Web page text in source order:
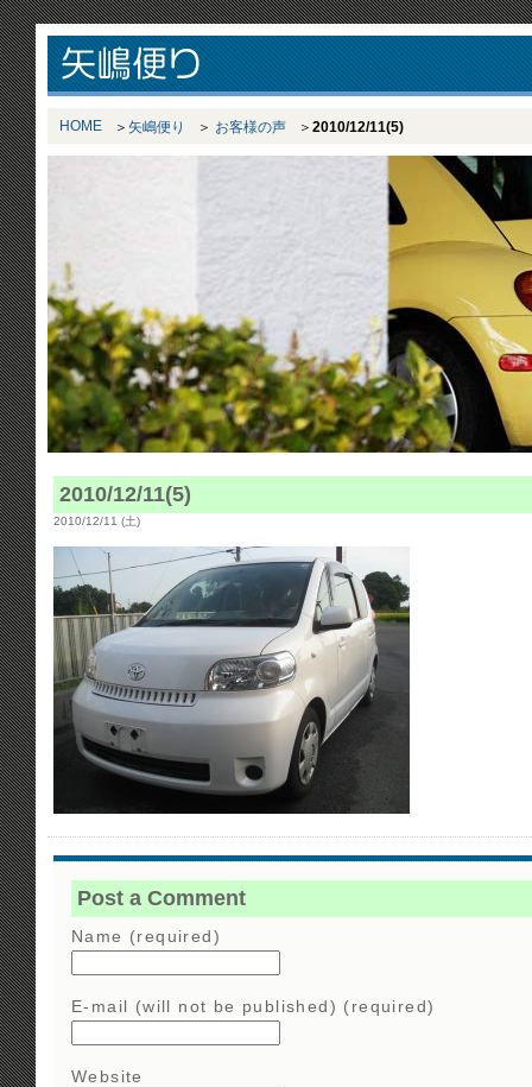
HOME 矢嶋便り お客様の声 2010/12/11(5)
2010/12/11(5)
2010/12/11 (土)
Post a Comment
Name (required)
E-mail (will not be published) (required)
Website